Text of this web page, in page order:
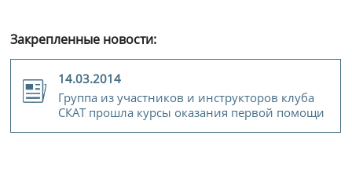
Закрепленные новости:
14.03.2014
Группа из участников и инструкторов клуба
СКАТ прошла курсы оказания первой помощи